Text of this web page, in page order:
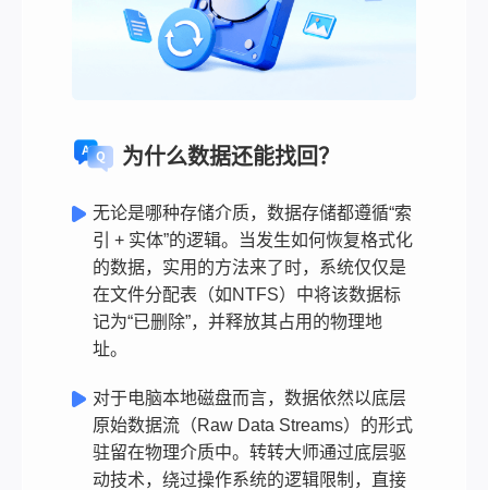
为什么数据还能找回？
无论是哪种存储介质，数据存储都遵循“索
引 + 实体”的逻辑。当发生如何恢复格式化
的数据，实用的方法来了时，系统仅仅是
在文件分配表（如NTFS）中将该数据标
记为“已删除”，并释放其占用的物理地
址。
对于电脑本地磁盘而言，数据依然以底层
原始数据流（Raw Data Streams）的形式
驻留在物理介质中。转转大师通过底层驱
动技术，绕过操作系统的逻辑限制，直接